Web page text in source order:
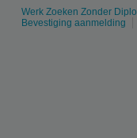
Werk Zoeken Zonder
Bevestiging aanmelding